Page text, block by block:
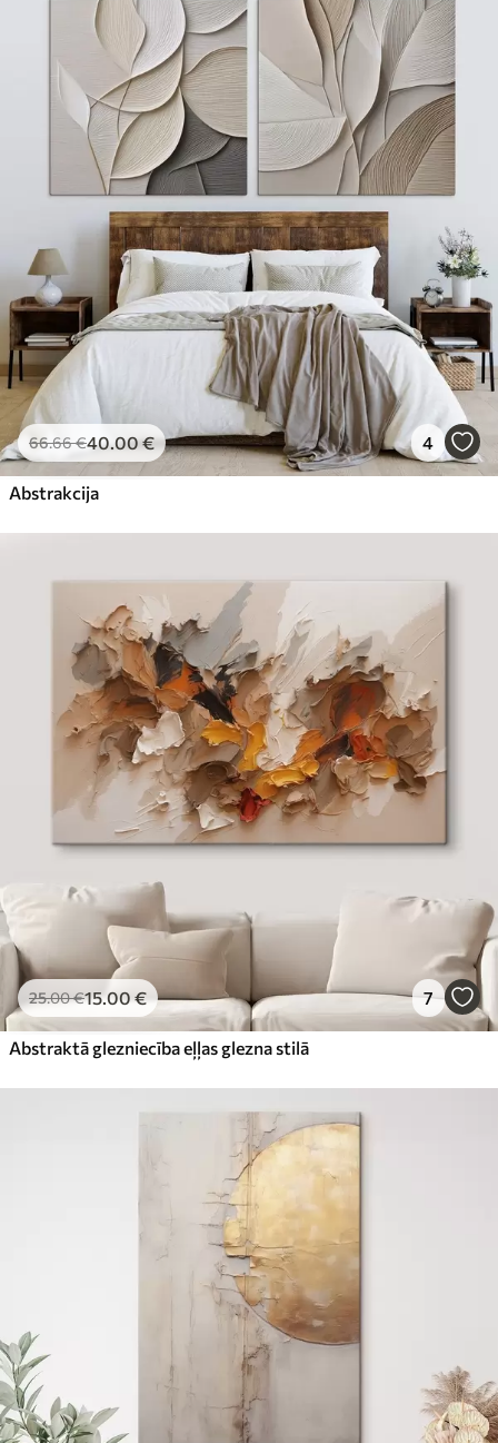
66.66€40.00€ 4
Abstrakcija
25.00€15.00€ 7
Abstraktā glezniecība eļļas glezna stilā